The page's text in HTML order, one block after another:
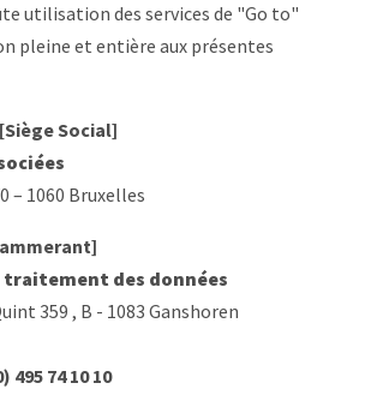
utilisation des services de "Go to"
pleine et entière aux présentes
Social]
– 1060 Bruxelles
traitement des données
359 , B - 1083 Ganshoren
495 74 10 10